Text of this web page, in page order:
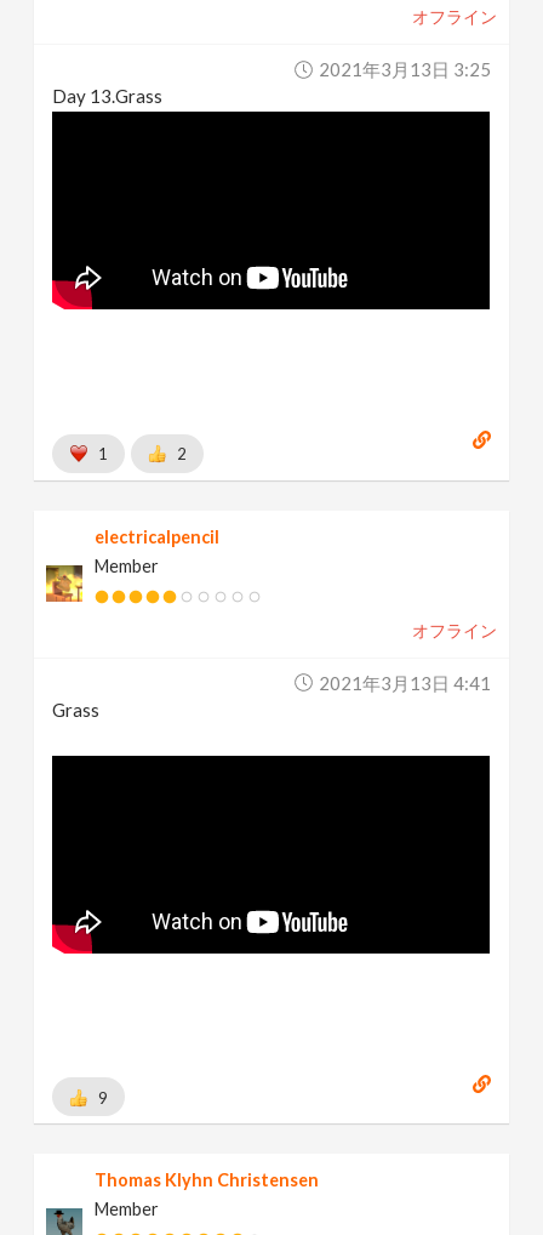
オフライン
2021年3月13日 3:25
Day 13.Grass
1 2
electricalpencil
Member
オフライン
2021年3月13日 4:41
Grass
9
Thomas Klyhn Christensen
Member